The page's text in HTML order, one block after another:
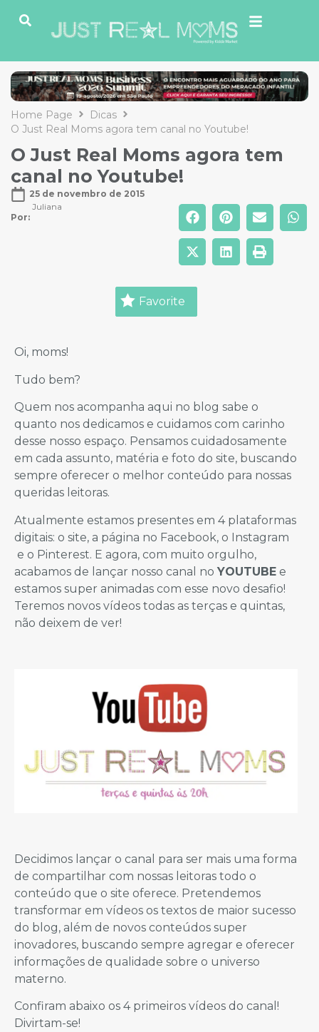
Home Page
Dicas
O Just Real Moms agora tem canal no Youtube!
O Just Real Moms agora tem
canal no Youtube!
25 de novembro de 2015
Por:
Juliana
Favorite
Oi, moms!
Tudo bem?
Quem nos acompanha aqui no blog sabe o
quanto nos dedicamos e cuidamos com carinho
desse nosso espaço. Pensamos cuidadosamente
em cada assunto, matéria e foto do site, buscando
sempre oferecer o melhor conteúdo para nossas
queridas leitoras.
Atualmente estamos presentes em 4 plataformas
digitais: o site, a página no Facebook, o Instagram
e o Pinterest. E agora, com muito orgulho,
acabamos de lançar nosso canal no YOUTUBE e
estamos super animadas com esse novo desafio!
Teremos novos vídeos todas as terças e quintas,
não deixem de ver!
Decidimos lançar o canal para ser mais uma forma
de compartilhar com nossas leitoras todo o
conteúdo que o site oferece. Pretendemos
transformar em vídeos os textos de maior sucesso
do blog, além de novos conteúdos super
inovadores, buscando sempre agregar e oferecer
informações de qualidade sobre o universo
materno.
Confiram abaixo os 4 primeiros vídeos do canal!
Divirtam-se!